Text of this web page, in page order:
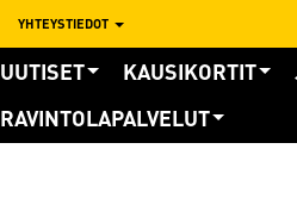
YHTEYSTIEDOT
UUTISET KAUSIKORTIT
RAVINTOLAPALVELUT